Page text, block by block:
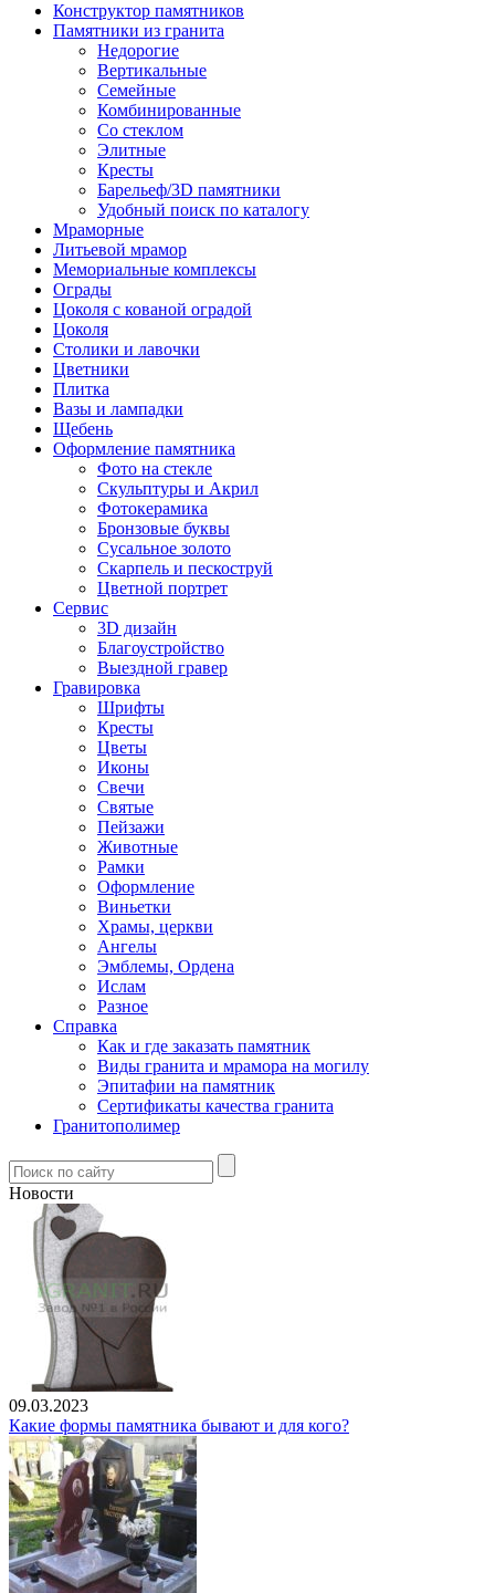
Конструктор памятников
Памятники из гранита
Недорогие
Вертикальные
Семейные
Комбинированные
Со стеклом
Элитные
Кресты
Барельеф/3D памятники
Удобный поиск по каталогу
Мраморные
Литьевой мрамор
Мемориальные комплексы
Ограды
Цоколя с кованой оградой
Цоколя
Столики и лавочки
Цветники
Плитка
Вазы и лампадки
Щебень
Оформление памятника
Фото на стекле
Скульптуры и Акрил
Фотокерамика
Бронзовые буквы
Сусальное золото
Скарпель и пескоструй
Цветной портрет
Сервис
3D дизайн
Благоустройство
Выездной гравер
Гравировка
Шрифты
Кресты
Цветы
Иконы
Свечи
Святые
Пейзажи
Животные
Рамки
Оформление
Виньетки
Храмы, церкви
Ангелы
Эмблемы, Ордена
Ислам
Разное
Справка
Как и где заказать памятник
Виды гранита и мрамора на могилу
Эпитафии на памятник
Сертификаты качества гранита
Гранитополимер
Новости
09.03.2023
Какие формы памятника бывают и для кого?